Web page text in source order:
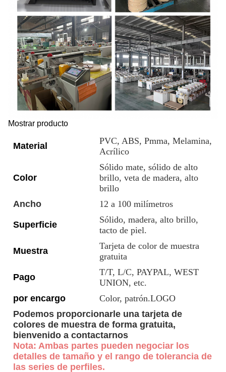
Mostrar producto
Material
PVC, ABS, Pmma, Melamina,
Acrílico
Color
Sólido mate, sólido de alto
brillo, veta de madera, alto
brillo
Ancho
12 a 100 milímetros
Superficie
Sólido, madera, alto brillo,
tacto de piel.
Muestra
Tarjeta de color de muestra
gratuita
Pago
T/T, L/C, PAYPAL, WEST
UNION, etc.
por encargo
Color, patrón.LOGO
Podemos proporcionarle una tarjeta de
colores de muestra de forma gratuita,
bienvenido a contactarnos
Nota: Ambas partes pueden negociar los
detalles de tamaño y el rango de tolerancia de
las series de perfiles.